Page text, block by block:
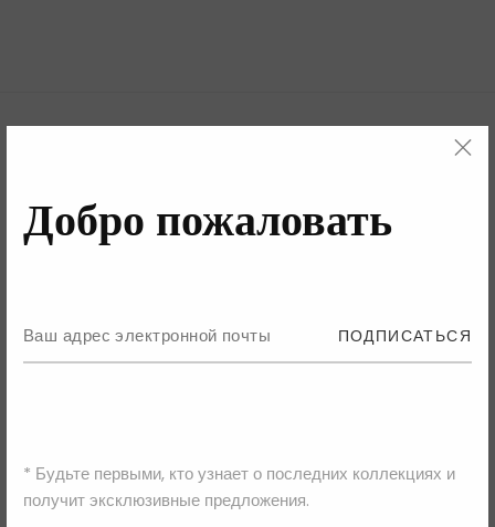
Добро пожаловать
ПОДПИСАТЬСЯ
* Будьте первыми, кто узнает о последних коллекциях и
получит эксклюзивные предложения.
Сопутствующие Товары